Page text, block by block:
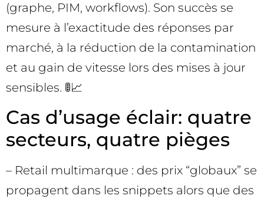
(graphe, PIM, workflows). Son succès se
mesure à l’exactitude des réponses par
marché, à la réduction de la contamination
et au gain de vitesse lors des mises à jour
sensibles. 🚦📈
Cas d’usage éclair: quatre
secteurs, quatre pièges
– Retail multimarque : des prix “globaux” se
propagent dans les snippets alors que des